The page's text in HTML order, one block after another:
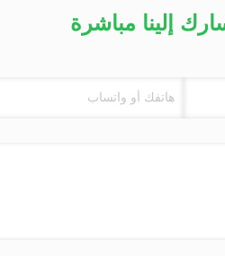
إلينا مباشرة